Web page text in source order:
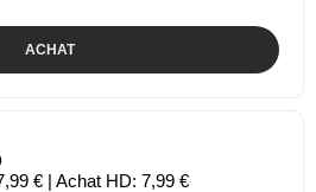
ACHAT
€ | Achat HD: 7,99 €